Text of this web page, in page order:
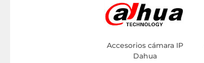
Accesorios cámara IP
Dahua